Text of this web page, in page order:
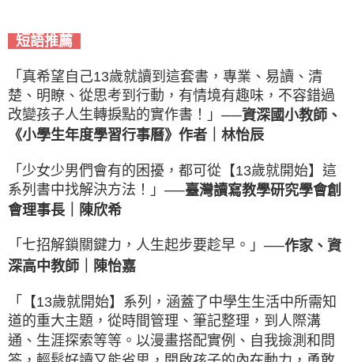
短語推薦
「真希望自己13歲就讀到這套書，專業、易讀、清
楚、明瞭、從思考到行動，有情境有趣味，不容錯過
改變孩子人生轉捩點的實作書！」 ──資深國小教師、
《小學生年度學習行事曆》作者｜林怡辰
「少女少男們會有的困擾，都可從【13歲就開始】這
系列書中找解決方法！」 ──臺灣讀寫教學研究學會創
會理事長｜ 陳欣希
「七招解鎖關鍵力，人生起步要趁早。」 ──作家、資
深高中教師
陳怡嘉
「【13歲就開始】系列，涵蓋了中學生生活中所需知
道的重大主題，從時間管理、筆記整理，到人際溝
通、生涯探索等等。以漫畫搭配實例、自我撿測和問